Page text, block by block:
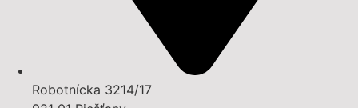
Robotnícka 3214/17